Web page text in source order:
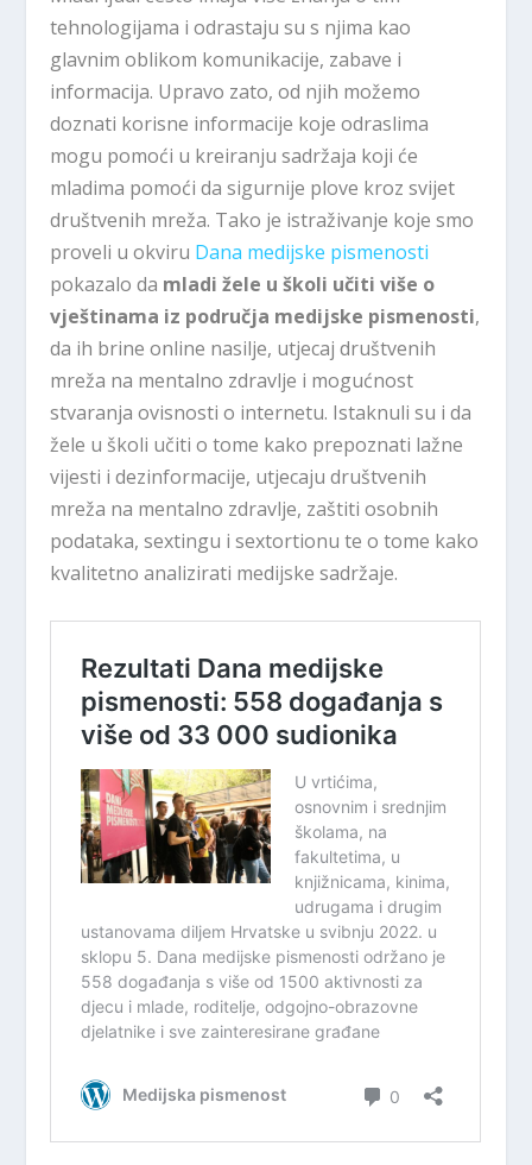
tehnologijama i odrastaju su s njima kao
glavnim oblikom komunikacije, zabave i
informacija. Upravo zato, od njih možemo
doznati korisne informacije koje odraslima
mogu pomoći u kreiranju sadržaja koji će
mladima pomoći da sigurnije plove kroz svijet
društvenih mreža. Tako je istraživanje koje smo
proveli u okviru Dana medijske pismenosti
pokazalo da mladi žele u školi učiti više o
vještinama iz područja medijske pismenosti,
da ih brine online nasilje, utjecaj društvenih
mreža na mentalno zdravlje i mogućnost
stvaranja ovisnosti o internetu. Istaknuli su i da
žele u školi učiti o tome kako prepoznati lažne
vijesti i dezinformacije, utjecaju društvenih
mreža na mentalno zdravlje, zaštiti osobnih
podataka, sextingu i sextortionu te o tome kako
kvalitetno analizirati medijske sadržaje.